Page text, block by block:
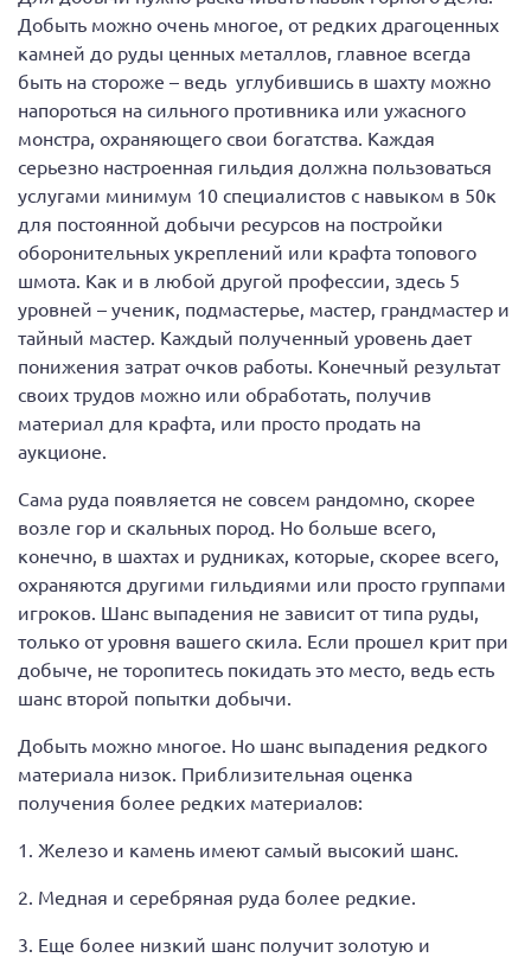
Добыть можно очень многое, от редких драгоценных
камней до руды ценных металлов, главное всегда
быть на стороже – ведь углубившись в шахту можно
напороться на сильного противника или ужасного
монстра, охраняющего свои богатства. Каждая
серьезно настроенная гильдия должна пользоваться
услугами минимум 10 специалистов с навыком в 50к
для постоянной добычи ресурсов на постройки
оборонительных укреплений или крафта топового
шмота. Как и в любой другой профессии, здесь 5
уровней – ученик, подмастерье, мастер, грандмастер и
тайный мастер. Каждый полученный уровень дает
понижения затрат очков работы. Конечный результат
своих трудов можно или обработать, получив
материал для крафта, или просто продать на
аукционе.
Сама руда появляется не совсем рандомно, скорее
возле гор и скальных пород. Но больше всего,
конечно, в шахтах и рудниках, которые, скорее всего,
охраняются другими гильдиями или просто группами
игроков. Шанс выпадения не зависит от типа руды,
только от уровня вашего скила. Если прошел крит при
добыче, не торопитесь покидать это место, ведь есть
шанс второй попытки добычи.
Добыть можно многое. Но шанс выпадения редкого
материала низок. Приблизительная оценка
получения более редких материалов:
1. Железо и камень имеют самый высокий шанс.
2. Медная и серебряная руда более редкие.
3. Еще более низкий шанс получит золотую и